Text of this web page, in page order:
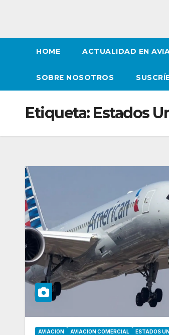
HOME ACTUALIDAD EN
SOBRE NOSOTROS
Etiqueta: Estados
AVIACION AVIACION COMERCIAL ESTADOS